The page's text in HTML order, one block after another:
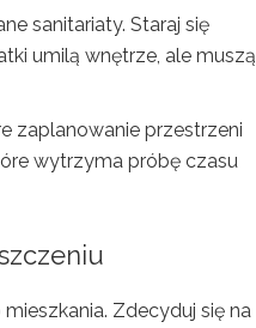
sanitariaty. Staraj się
umilą wnętrze, ale muszą
zaplanowanie przestrzeni
wytrzyma próbę czasu
Zdecyduj się na